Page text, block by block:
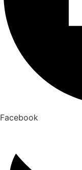
Facebook